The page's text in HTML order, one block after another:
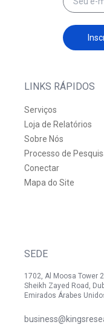
LINKS RÁPIDOS
Serviços
Loja de Relatórios
Sobre Nós
Processo de
Conectar
Mapa do Site
SEDE
1702, Al Moosa Tower
Sheikh Zayed Road,
Emirados Árabes